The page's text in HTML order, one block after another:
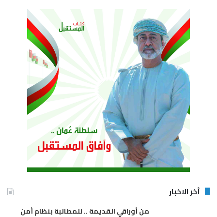
وتعليقاً على هذه المناسبة، أكد حمزة بن عباس العجمي، نائب مدير عام
الائتمان ببنك مسقط، بأن هذه المبادرة تعكس التزام البنك بدوره في
المساهمة بتحقيق أهداف رؤية عمان 2040 والمرتكزات الخاصة بتمكين
الأشخاص من ذوي الإعاقة ، وذلك من خلال تبني مبادرات مجتمعية
مختلفة ذات أثر مستدام ، مشيرًا إلى أن الاستثمار في تمكين الأفراد من
ذوي متلازمة داون يمثل إحدى الخطوات المهمة نحو تعزيز فرص التعليم
والتأهيل وبأن توفير فرص التدريب والتوظيف لهذه الفئة سيساهم في
تعزيز مشاركتهم الفاعلة في المجتمع، ويسهم في تحقيق الاستقلالية
لهم ولأسرهم.
من جانبه، أوضح الدكتور أحمد بن سليمان المحرزي، نائب عميد
كلية عُمان للسياحة للشؤون الأكاديمية، أن إطلاق هذا البرنامج يأتي
ضمن جهود الأكاديمية لتطوير الكفاءات الوطنية في قطاع السياحة
والضيافة وقد صُمم بعناية ليتماشى مع احتياجات المشاركين ومتطلبات
سوق العمل، وأضاف: “نحن نهدف من خلال هذه المبادرة إلى تمكين
المشاركين من اكتساب مهارات عملية تؤهلهم للاندماج في بيئة العمل
وذلك بالشراكة مع مؤسسات فندقية رائدة في السلطنة.”
أخر الاخبار
من أوراقي القديمة .. للمطالبة بنظام أمن